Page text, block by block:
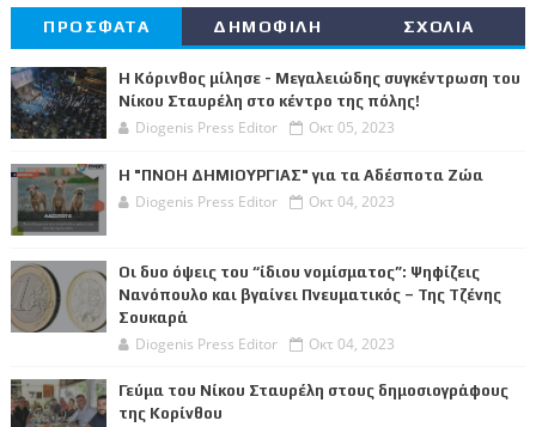
ΠΡΟΣΦΑΤΑ ΔΗΜΟΦΙΛΗ ΣΧΟΛΙΑ
Η Κόρινθος μίλησε - Μεγαλειώδης συγκέντρωση του
Νίκου Σταυρέλη στο κέντρο της πόλης!
Diogenis Press Editor Οκτ 05, 2023
Η "ΠΝΟΗ ΔΗΜΙΟΥΡΓΙΑΣ" για τα Αδέσποτα Ζώα
Diogenis Press Editor Οκτ 04, 2023
Οι δυο όψεις του “ίδιου νομίσματος”: Ψηφίζεις
Νανόπουλο και βγαίνει Πνευματικός – Της Τζένης
Σουκαρά
Diogenis Press Editor Οκτ 04, 2023
Γεύμα του Νίκου Σταυρέλη στους δημοσιογράφους
της Κορίνθου